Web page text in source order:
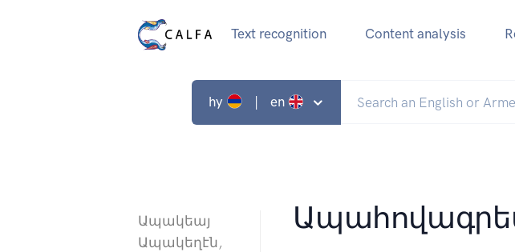
Text recognition Content analysis
hy | en
Ապակեայ
Ապակեղէն,